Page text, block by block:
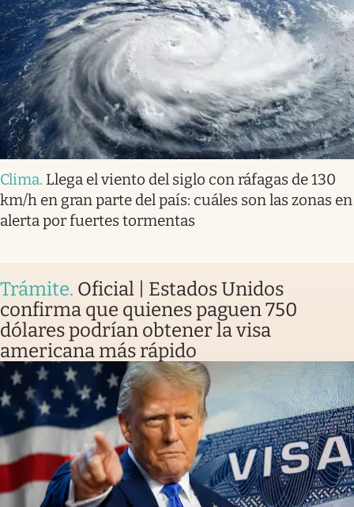
Clima. Llega el viento del siglo con ráfagas de 130
km/h en gran parte del país: cuáles son las zonas en
alerta por fuertes tormentas
Trámite. Oficial | Estados Unidos
confirma que quienes paguen 750
dólares podrían obtener la visa
americana más rápido